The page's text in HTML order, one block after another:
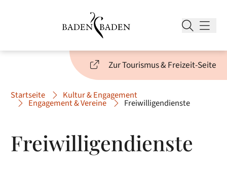
Zur Tourismus & Freizeit-Seite
Startseite Kultur & Engagement
Engagement & Vereine Freiwilligendienste
Freiwilligendienste